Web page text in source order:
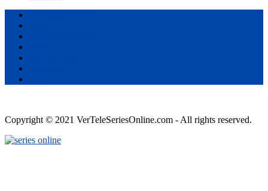
Copyright © 2021 VerTeleSeriesOnline.com - All rights reserved.